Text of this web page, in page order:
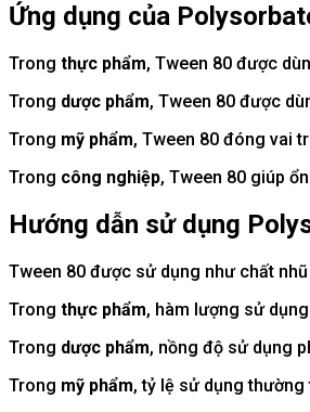
Ứng dụng của
Trong thực phẩm, Tween 80 được
Trong dược phẩm, Tween 80 được
Trong mỹ phẩm, Tween 80 đóng vai
Trong công nghiệp, Tween 80 giúp
Hướng dẫn sử dụng
Tween 80 được sử dụng như chất
Trong thực phẩm, hàm lượng sử
Trong dược phẩm, nồng độ sử dụng
Trong mỹ phẩm, tỷ lệ sử dụng thường